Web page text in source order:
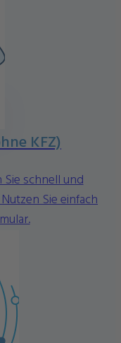
KFZ)
schnell und
Sie einfach